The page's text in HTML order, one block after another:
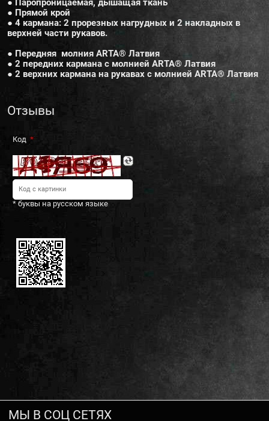
● Паропроницаемая, дышащая ткань
● Прямой крой
● 4 кармана: 2 прорезных нагрудных и 2 накладных в
верхней части рукавов.
● Передняя молния ARTA®️ Латвия
● 2 передних кармана с молнией ARTA®️ Латвия
● 2 верхних кармана на рукавах с молнией ARTA®️ Латвия
Отзывы
Код
* буквы на русском языке
МЫ В СОЦ СЕТЯХ